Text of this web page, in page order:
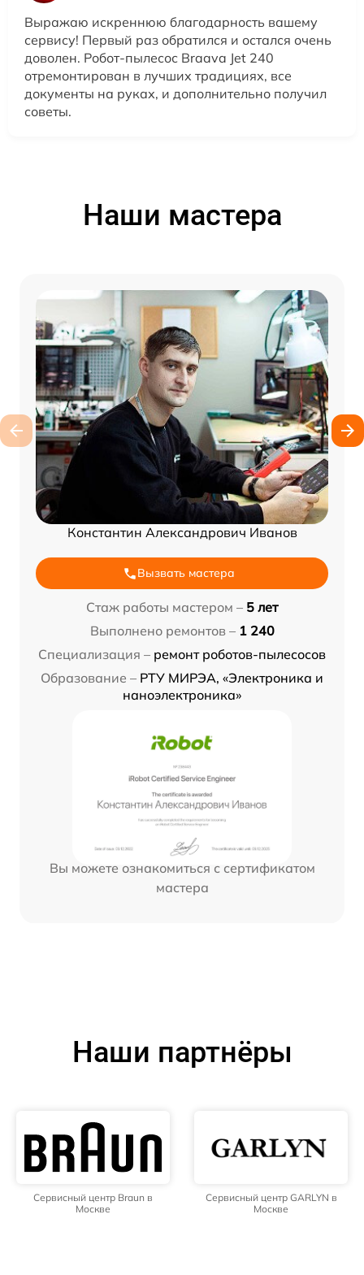
Выражаю искреннюю благодарность вашему
сервису! Первый раз обратился и остался очень
доволен. Робот-пылесос Braava Jet 240
отремонтирован в лучших традициях, все
документы на руках, и дополнительно получил
советы.
Наши мастера
Константин Александрович Иванов
Вызвать мастера
Стаж работы мастером – 5 лет
Выполнено ремонтов – 1 240
Специализация – ремонт роботов-пылесосов
Образование – РТУ МИРЭА, «Электроника и
наноэлектроника»
Вы можете ознакомиться с сертификатом
мастера
Наши партнёры
Сервисный центр Braun в
Москве
Сервисный центр GARLYN в
Москве